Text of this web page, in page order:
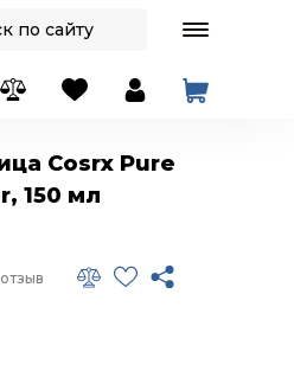
Cosrx Pure
150 мл
отзыв